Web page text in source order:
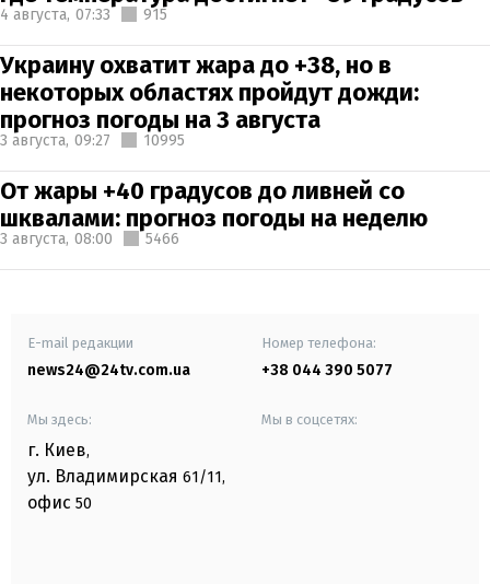
4 августа, 07:33 915
Украину охватит жара до +38, но в
некоторых областях пройдут дожди:
прогноз погоды на 3 августа
3 августа, 09:27 10995
От жары +40 градусов до ливней со
шквалами: прогноз погоды на неделю
3 августа, 08:00 5466
E-mail редакции
news24@24tv.com.ua
Номер телефона:
+38 044 390 5077
Мы здесь:
г. Киев,
ул. Владимирская 61/11,
офис 50
Мы в соцсетях: